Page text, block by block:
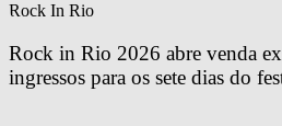
Rock In Rio
Rock in Rio 2026 abre venda
ingressos para os sete dias do